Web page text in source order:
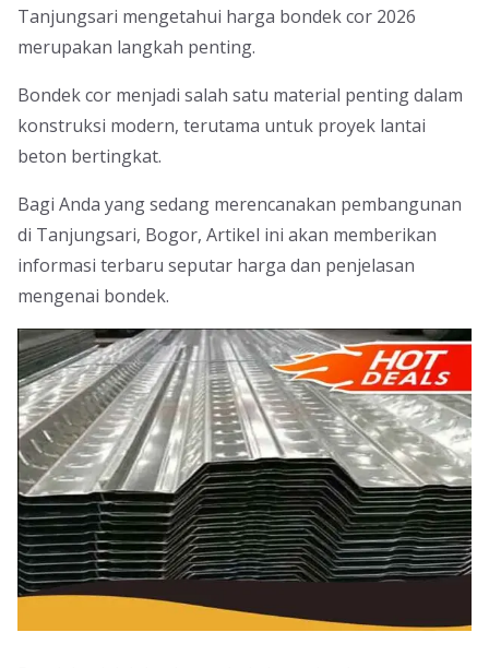
Tanjungsari mengetahui harga bondek cor 2026
merupakan langkah penting.
Bondek cor menjadi salah satu material penting dalam
konstruksi modern, terutama untuk proyek lantai
beton bertingkat.
Bagi Anda yang sedang merencanakan pembangunan
di Tanjungsari, Bogor, Artikel ini akan memberikan
informasi terbaru seputar harga dan penjelasan
mengenai bondek.